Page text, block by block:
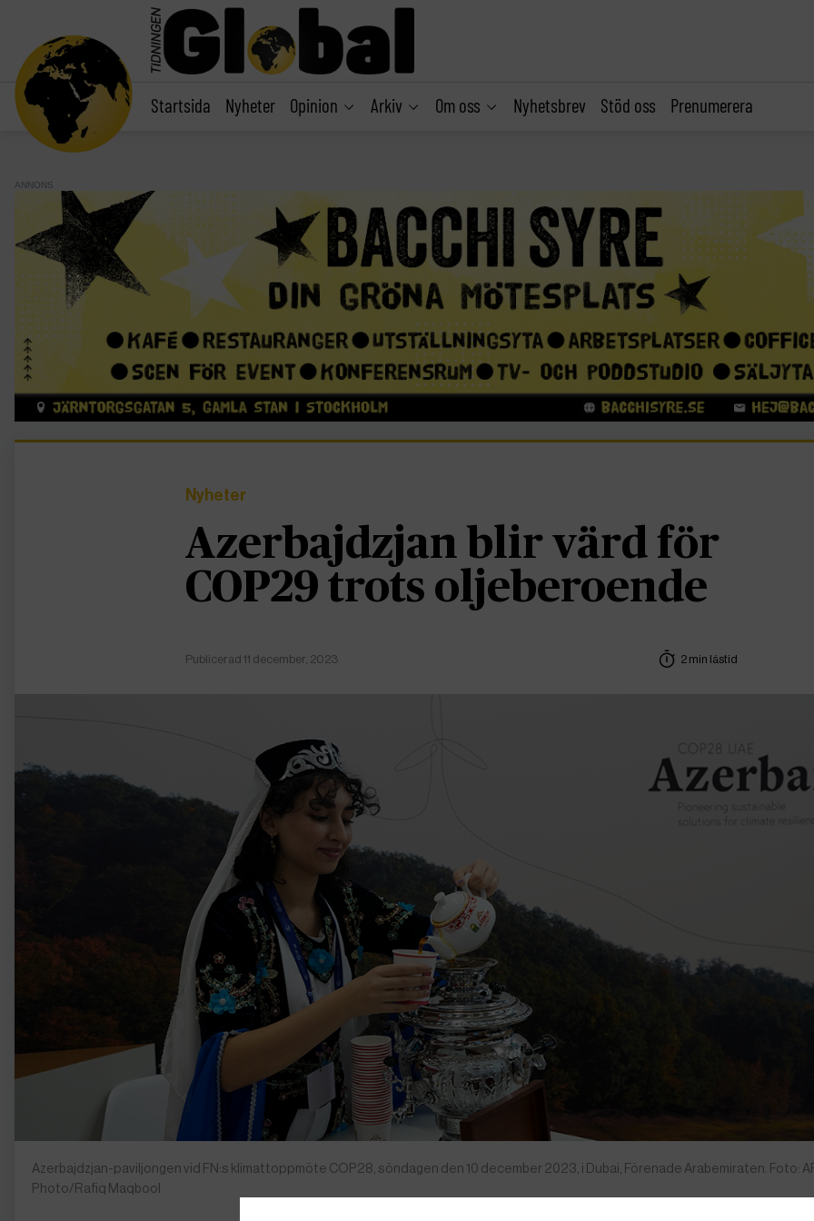
Startsida Nyheter Opinion Arkiv Om oss Nyhetsbrev Stöd oss Prenumerera
ANNONS
Nyheter
Azerbajdzjan blir värd för
COP29 trots oljeberoende
Publicerad 11 december, 2023 2 min lästid
Azerbajdzjan-paviljongen vid FN:s klimattoppmöte COP28, söndagen den 10 december 2023, i Dubai, Förenade Arabemiraten. Foto:
Photo/Rafiq Maqbool